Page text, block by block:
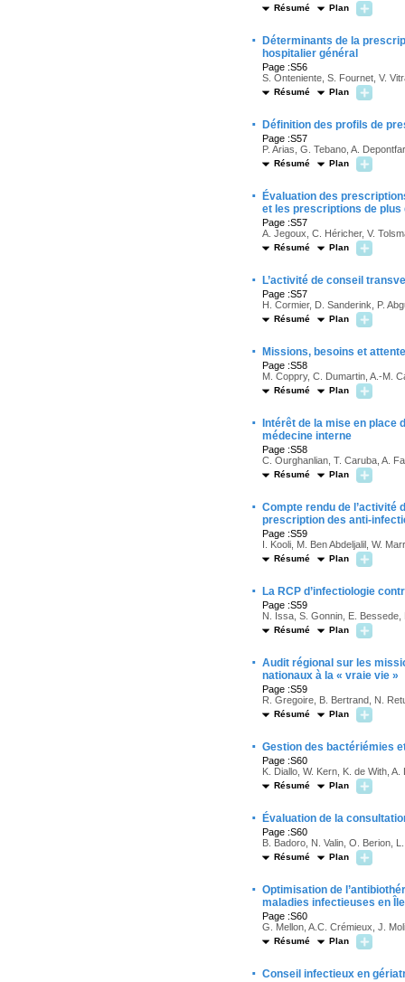
Résumé Plan
·
Déterminants de la
hospitalier général
Page :S56
S. Onteniente, S. Fournet, V.
Résumé Plan
· Définition des profils de
Page :S57
P. Arias, G. Tebano, A.
Résumé Plan
·
Évaluation des
et les prescriptions de plus
Page :S57
A. Jegoux, C. Héricher, V.
Résumé Plan
· L’activité de conseil
Page :S57
H. Cormier, D. Sanderink, P.
Résumé Plan
· Missions, besoins et
Page :S58
M. Coppry, C. Dumartin, A.-M.
Résumé Plan
·
Intérêt de la mise en place
médecine interne
Page :S58
C. Ourghanlian, T. Caruba, A.
Résumé Plan
· Compte rendu de l’activité
prescription des anti-
Page :S59
I. Kooli, M. Ben Abdeljalil, W.
Résumé Plan
· La RCP d’infectiologie
Page :S59
N. Issa, S. Gonnin, E.
Résumé Plan
· Audit régional sur les
nationaux à la « vraie vie »
Page :S59
R. Gregoire, B. Bertrand, N.
Résumé Plan
· Gestion des bactériémies
Page :S60
K. Diallo, W. Kern, K. de With,
Résumé Plan
· Évaluation de la
Page :S60
B. Badoro, N. Valin, O. Berion,
Résumé Plan
· Optimisation de
maladies infectieuses en
Page :S60
G. Mellon, A.C. Crémieux, J.
Résumé Plan
· Conseil infectieux en